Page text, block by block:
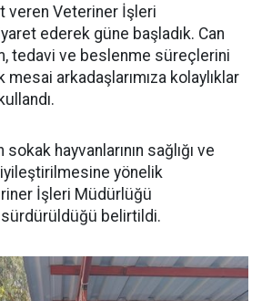
veren Veteriner İşleri
ederek güne başladık. Can
tedavi ve beslenme süreçlerini
arkadaşlarımıza kolaylıklar
hayvanlarının sağlığı ve
iyileştirilmesine yönelik
İşleri Müdürlüğü
belirtildi.